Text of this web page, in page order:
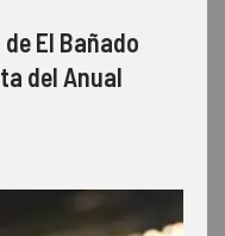
El Bañado
del Anual